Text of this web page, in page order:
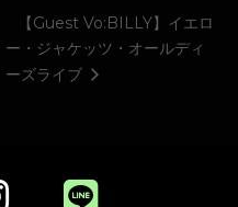
【Guest Vo:BILLY】イエロ
ー・ジャケッツ・オールディ
ーズライブ